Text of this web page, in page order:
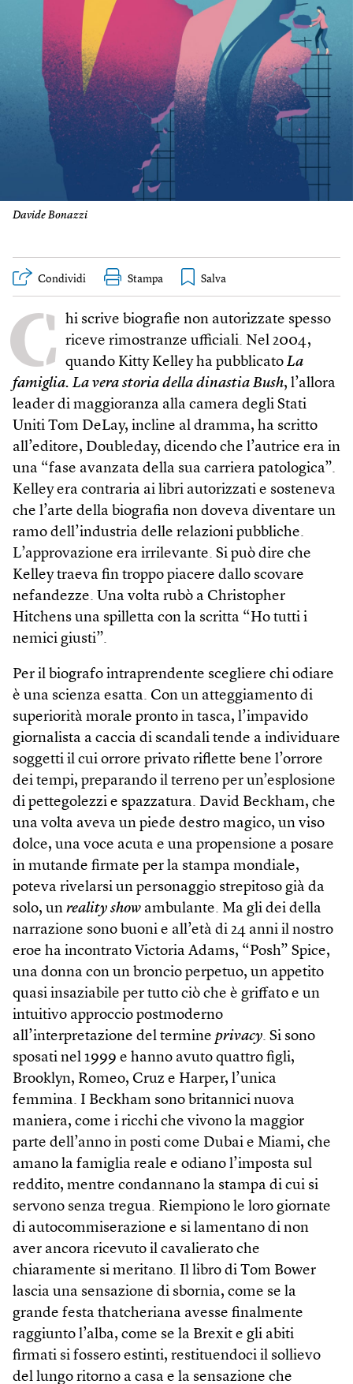
Davide Bonazzi
Condividi Stampa
C
hi scrive biografie non autorizzate spesso
riceve rimostranze ufficiali. Nel 2004,
quando Kitty Kelley ha pubblicato La
famiglia. La vera storia della dinastia Bush, l’allora
leader di maggioranza alla camera degli Stati
Uniti Tom DeLay, incline al dramma, ha scritto
all’editore, Doubleday, dicendo che l’autrice era in
una “fase avanzata della sua carriera patologica”.
Kelley era contraria ai libri autorizzati e sosteneva
che l’arte della biografia non doveva diventare un
ramo dell’industria delle relazioni pubbliche.
L’approvazione era irrilevante. Si può dire che
Kelley traeva fin troppo piacere dallo scovare
nefandezze. Una volta rubò a Christopher
Hitchens una spilletta con la scritta “Ho tutti i
nemici giusti”.
Per il biografo intraprendente scegliere chi odiare
è una scienza esatta. Con un atteggiamento di
superiorità morale pronto in tasca, l’impavido
giornalista a caccia di scandali tende a individuare
soggetti il cui orrore privato riflette bene l’orrore
dei tempi, preparando il terreno per un’esplosione
di pettegolezzi e spazzatura. David Beckham, che
una volta aveva un piede destro magico, un viso
dolce, una voce acuta e una propensione a posare
in mutande firmate per la stampa mondiale,
poteva rivelarsi un personaggio strepitoso già da
solo, un reality show ambulante. Ma gli dei della
narrazione sono buoni e all’età di 24 anni il nostro
eroe ha incontrato Victoria Adams, “Posh” Spice,
una donna con un broncio perpetuo, un appetito
quasi insaziabile per tutto ciò che è griffato e un
intuitivo approccio postmoderno
all’interpretazione del termine privacy. Si sono
sposati nel 1999 e hanno avuto quattro figli,
Brooklyn, Romeo, Cruz e Harper, l’unica
femmina. I Beckham sono britannici nuova
maniera, come i ricchi che vivono la maggior
parte dell’anno in posti come Dubai e Miami, che
amano la famiglia reale e odiano l’imposta sul
reddito, mentre condannano la stampa di cui si
servono senza tregua. Riempiono le loro giornate
di autocommiserazione e si lamentano di non
aver ancora ricevuto il cavalierato che
chiaramente si meritano. Il libro di Tom Bower
lascia una sensazione di sbornia, come se la
grande festa thatcheriana avesse finalmente
raggiunto l’alba, come se la Brexit e gli abiti
firmati si fossero estinti, restituendoci il sollievo
del lungo ritorno a casa e la sensazione che